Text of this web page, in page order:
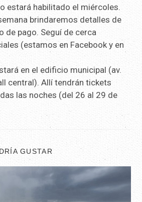
estará habilitado el miércoles.
brindaremos detalles de
de pago. Seguí de cerca
(estamos en Facebook y en
en el edificio municipal (av.
central). Allí tendrán tickets
las noches (del 26 al 29 de
GUSTAR